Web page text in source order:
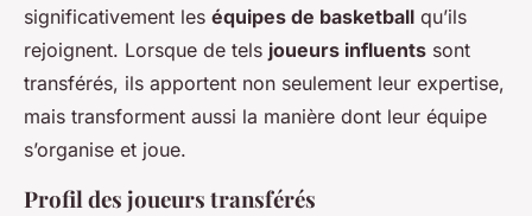
significativement les équipes de basketball qu’ils
rejoignent. Lorsque de tels joueurs influents sont
transférés, ils apportent non seulement leur expertise,
mais transforment aussi la manière dont leur équipe
s’organise et joue.
Profil des joueurs transférés